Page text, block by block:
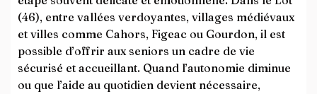
(46), entre vallées verdoyantes, villages médiévaux
et villes comme Cahors, Figeac ou Gourdon, il est
possible d’offrir aux seniors un cadre de vie
sécurisé et accueillant. Quand l’autonomie diminue
ou que l’aide au quotidien devient nécessaire,